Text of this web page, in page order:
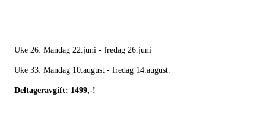
Uke 26: Mandag 22.juni - fredag 26.juni
Uke 33: Mandag 10.august - fredag 14.august.
Deltageravgift: 1499,-!